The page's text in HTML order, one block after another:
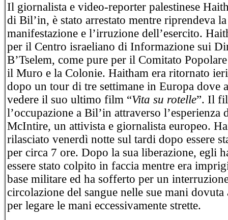
Il giornalista e video-reporter palestinese
di Bil’in, è stato arrestato mentre riprendeva la
manifestazione e l’irruzione dell’esercito.
per il Centro israeliano di Informazione sui
B’Tselem, come pure per il Comitato
il Muro e la Colonie. Haitham era ritornato
dopo un tour di tre settimane in Europa dove
vedere il suo ultimo film “Vita su rotelle”. Il
l’occupazione a Bil’in attraverso l’esperienza
McIntire, un attivista e giornalista europeo.
rilasciato venerdì notte sul tardi dopo essere
per circa 7 ore. Dopo la sua liberazione, egli
essere stato colpito in faccia mentre era
base militare ed ha sofferto per un
circolazione del sangue nelle sue mani dovuta
per legare le mani eccessivamente strette.